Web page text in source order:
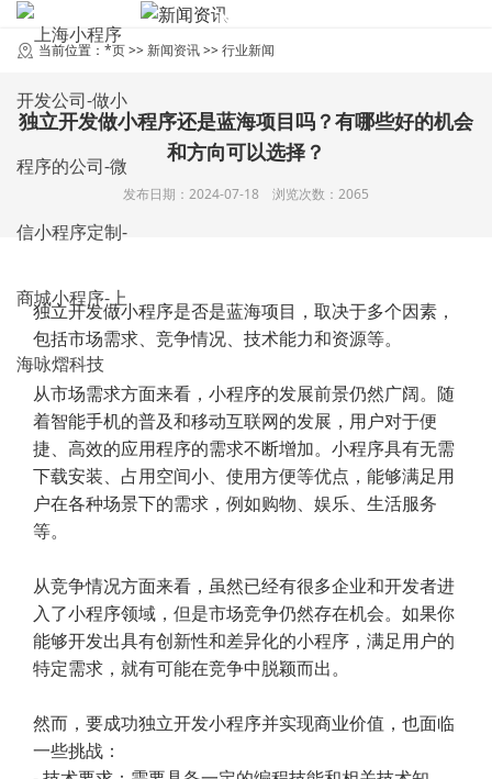
NEWS
新闻资讯
当前位置： *页>> 新闻资讯>>行业新闻
独立开发做小程序还是蓝海项目吗？有哪些好的机会
和方向可以选择？
发布日期：2024-07-18 浏览次数：2065
独立开发做小程序是否是蓝海项目，取决于多个因素，
包括市场需求、竞争情况、技术能力和资源等。
从市场需求方面来看，小程序的发展前景仍然广阔。随
着智能手机的普及和移动互联网的发展，用户对于便
捷、高效的应用程序的需求不断增加。小程序具有无需
下载安装、占用空间小、使用方便等优点，能够满足用
户在各种场景下的需求，例如购物、娱乐、生活服务
等。
从竞争情况方面来看，虽然已经有很多企业和开发者进
入了小程序领域，但是市场竞争仍然存在机会。如果你
能够开发出具有创新性和差异化的小程序，满足用户的
特定需求，就有可能在竞争中脱颖而出。
然而，要成功独立开发小程序并实现商业价值，也面临
一些挑战：